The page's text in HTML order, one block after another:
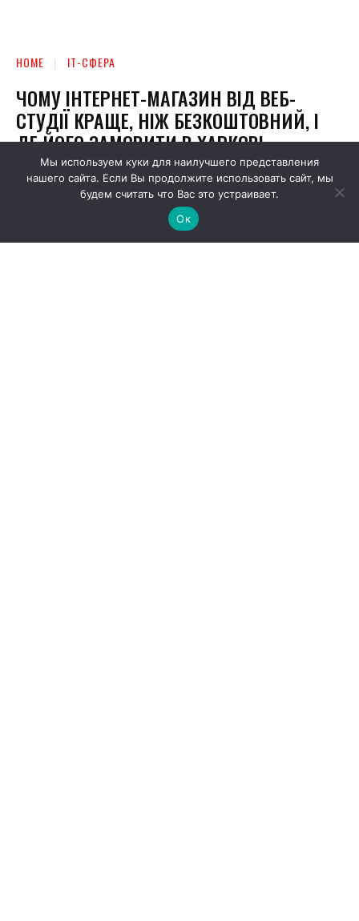
Мы используем куки для наилучшего представления
нашего сайта. Если Вы продолжите использовать сайт, мы
будем считать что Вас это устраивает.
Ок